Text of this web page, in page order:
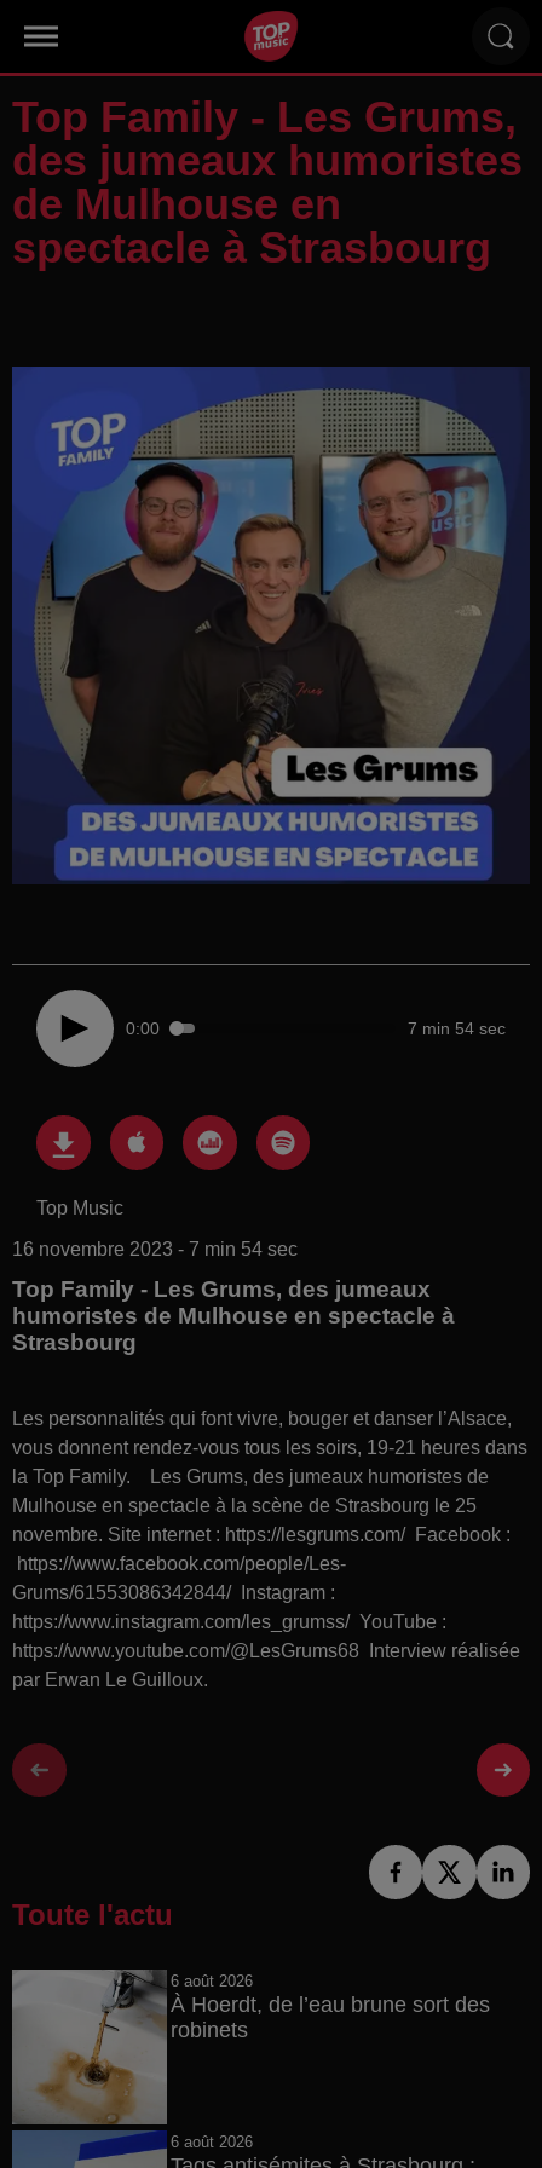
Top Family - Les Grums,
des jumeaux humoristes
de Mulhouse en
spectacle à Strasbourg
0:00 7 min 54 sec
Top Music
16 novembre 2023 - 7 min 54 sec
Top Family - Les Grums, des jumeaux
humoristes de Mulhouse en spectacle à
Strasbourg
Les personnalités qui font vivre, bouger et danser l’Alsace,
vous donnent rendez-vous tous les soirs, 19-21 heures dans
la Top Family. Les Grums, des jumeaux humoristes de
Mulhouse en spectacle à la scène de Strasbourg le 25
novembre. Site internet : https://lesgrums.com/ Facebook :
https://www.facebook.com/people/Les-
Grums/61553086342844/ Instagram :
https://www.instagram.com/les_grumss/ YouTube :
https://www.youtube.com/@LesGrums68 Interview réalisée
par Erwan Le Guilloux.
Toute l'actu
6 août 2026
À Hoerdt, de l’eau brune sort des
robinets
6 août 2026